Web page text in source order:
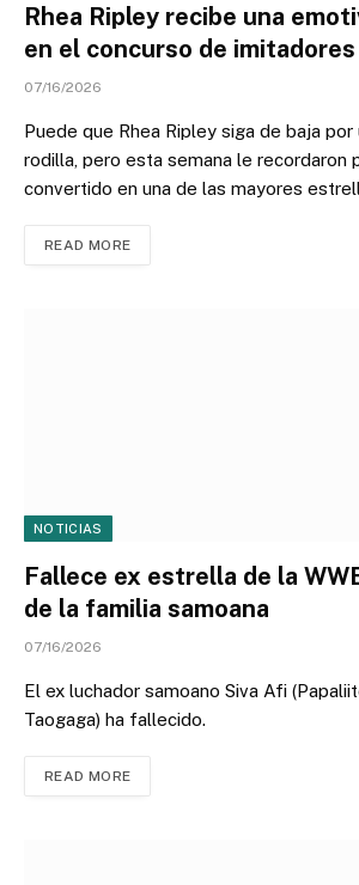
Rhea Ripley recibe una
en el concurso de imitadores
07/16/2026
Puede que Rhea Ripley siga de baja por
rodilla, pero esta semana le recordaron
convertido en una de las mayores
READ MORE
NOTICIAS
Fallece ex estrella de la
de la familia samoana
07/16/2026
El ex luchador samoano Siva Afi
Taogaga) ha fallecido.
READ MORE